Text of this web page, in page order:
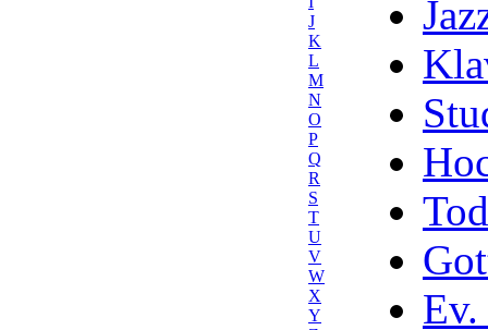
J
K
L
M
N
O
P
Q
R
S
T
U
V
W
X
Y
Ev.